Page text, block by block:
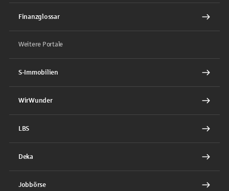
Finanzglossar
Weitere Portale
S-Immobilien
WirWunder
LBS
Deka
Jobbörse